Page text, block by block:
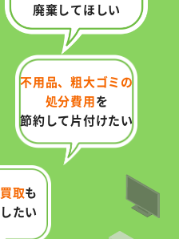
廃棄してほしい
不用品、粗大ゴミの
処分費用を
節約して片付けたい
取も
たい